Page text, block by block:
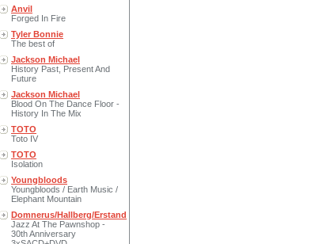
Anvil
Forged In Fire
Tyler Bonnie
The best of
Jackson Michael
History Past, Present And
Future
Jackson Michael
Blood On The Dance Floor -
History In The Mix
TOTO
Toto IV
TOTO
Isolation
Youngbloods
Youngbloods / Earth Music /
Elephant Mountain
Domnerus/Hallberg/Erstand
Jazz At The Pawnshop -
30th Anniversary